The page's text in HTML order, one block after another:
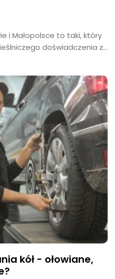
i Małopolsce to taki, który
doświadczenia z...
kół - ołowiane,